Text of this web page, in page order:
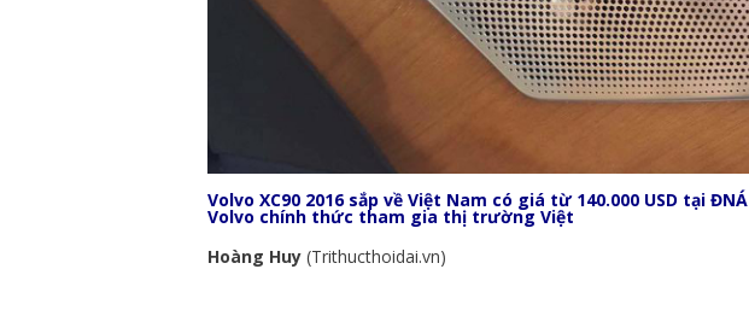
Volvo XC90 2016 sắp về Việt Nam có giá từ 140.000 USD tại ĐNÁ
Volvo chính thức tham gia thị trường Việt
Hoàng Huy (Trithucthoidai.vn)